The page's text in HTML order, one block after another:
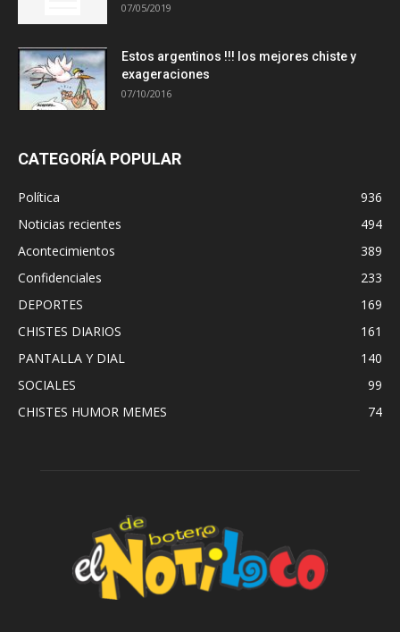
07/05/2019
Estos argentinos !!! los mejores chiste y
exageraciones
07/10/2016
CATEGORÍA POPULAR
Política
936
Noticias recientes
494
Acontecimientos
389
Confidenciales
233
DEPORTES
169
CHISTES DIARIOS
161
PANTALLA Y DIAL
140
SOCIALES
99
CHISTES HUMOR MEMES
74